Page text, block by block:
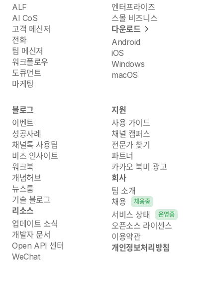
ALF
AI CoS
고객 메신저
전화
팀 메신저
워크플로우
도큐먼트
마케팅
엔터프라이즈
스몰 비즈니스
다운로드
Android
iOS
Windows
macOS
블로그
이벤트
성공사례
채널톡 사용팁
비즈 인사이트
워크북
개념허브
뉴스룸
기술 블로그
리소스
업데이트 소식
개발자 문서
Open API 센터
WeChat
지원
사용 가이드
채널 캠퍼스
전문가 찾기
파트너
카카오 북미 광고
회사
팀 소개
채용
채용중
서비스 상태 운영중
오픈소스 라이센스
이용약관
개인정보처리방침